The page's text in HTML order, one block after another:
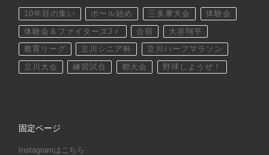
10年目の集い ボール始め 三多摩大会 体験会
体験会＆ファイターズJｒ 合宿 大谷翔平
教育リーグ 立川シニア杯 立川ハーフマラソン
立川大会 練習試合 都大会 野球しようぜ！
固定ページ
Instagramはこちら